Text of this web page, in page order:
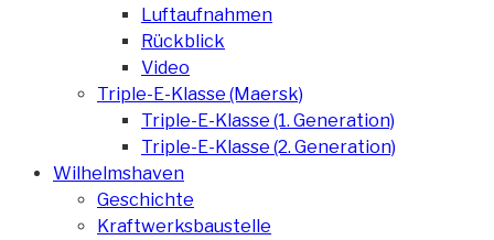
Luftaufnahmen
Rückblick
Video
Triple-E-Klasse (Maersk)
Triple-E-Klasse (1. Generation)
Triple-E-Klasse (2. Generation)
Wilhelmshaven
Geschichte
Kraftwerksbaustelle